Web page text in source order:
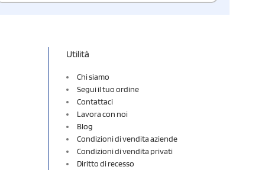
Utilità
Chi siamo
Segui il tuo ordine
Contattaci
Lavora con noi
Blog
Condizioni di vendita aziende
Condizioni di vendita privati
Diritto di recesso